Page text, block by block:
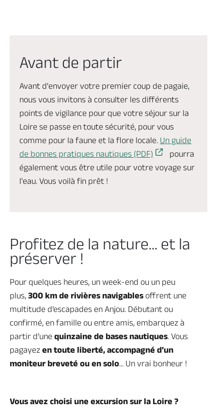
Avant de partir
Avant d'envoyer votre premier coup de pagaie,
nous vous invitons à consulter les différents
points de vigilance pour que votre séjour sur la
Loire se passe en toute sécurité, pour vous
comme pour la faune et la flore locale. Un guide
de bonnes pratiques nautiques (PDF)
pourra
également vous être utile pour votre voyage sur
l'eau. Vous voilà fin prêt !
Profitez de la nature... et la
préserver !
Pour quelques heures, un week-end ou un peu
plus, 300 km de rivières navigables offrent une
multitude d’escapades en Anjou. Débutant ou
confirmé, en famille ou entre amis, embarquez à
partir d’une quinzaine de bases nautiques. Vous
pagayez en toute liberté, accompagné d’un
moniteur breveté ou en solo... Un vrai bonheur !
Vous avez choisi une excursion sur la Loire ?